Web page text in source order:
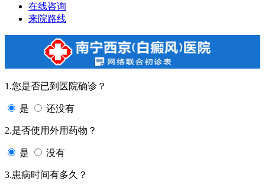
在线咨询
来院路线
1.您是否已到医院确诊？
是 还没有
2.是否使用外用药物？
是 没有
3.患病时间有多久？